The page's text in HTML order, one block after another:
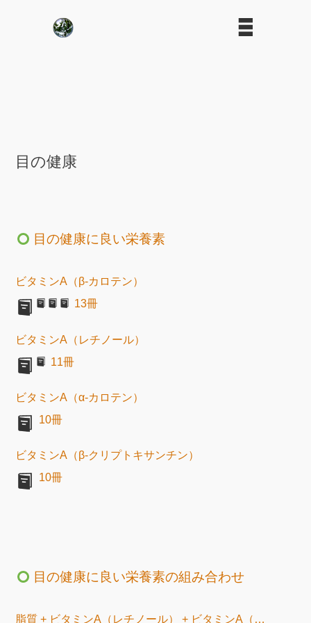
目の健康
目の健康に良い栄養素
ビタミンA（β-カロテン）
13冊
ビタミンA（レチノール）
11冊
ビタミンA（α-カロテン）
10冊
ビタミンA（β-クリプトキサンチン）
10冊
目の健康に良い栄養素の組み合わせ
脂質 + ビタミンA（レチノール） + ビタミンA（α-カロテン） + ビタミンA（β-カロテン） + ビタミンA（β-クリプトキサンチン）